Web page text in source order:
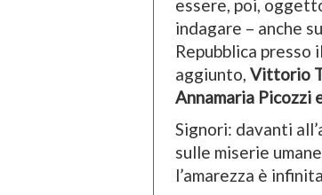
essere, poi,
indagare – anche
Repubblica presso
aggiunto, Vittorio
Annamaria Picozzi
Signori: davanti
sulle miserie
l’amarezza è